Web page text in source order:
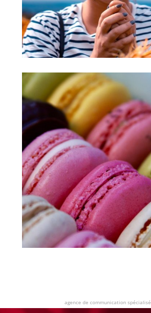
agence de communication